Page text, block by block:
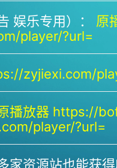
娱乐专用）： 原
player/?url=
zyjiexi.com/
播放器 https://
player/?url=
家资源站也能获